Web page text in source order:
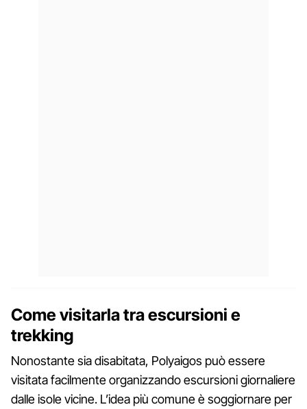
Come visitarla tra escursioni e
trekking
Nonostante sia disabitata, Polyaigos può essere
visitata facilmente organizzando escursioni giornaliere
dalle isole vicine. L’idea più comune è soggiornare per